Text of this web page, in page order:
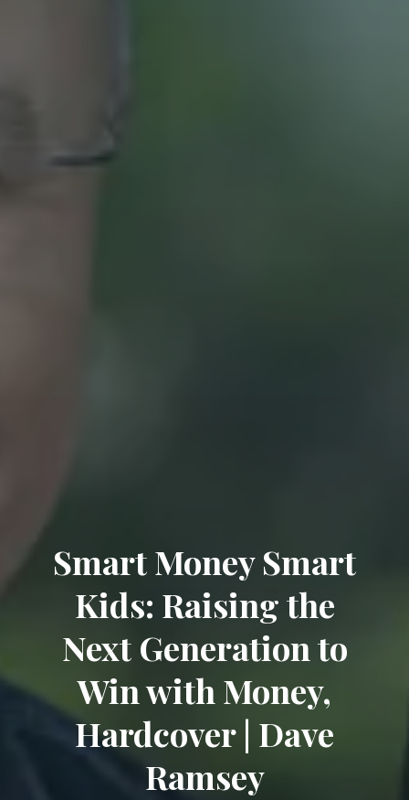
Smart Money Smart
Kids: Raising the
Next Generation to
Win with Money,
Hardcover | Dave
Ramsey